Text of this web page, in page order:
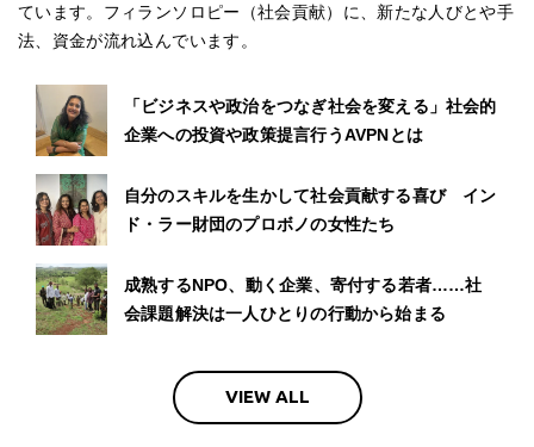
ています。フィランソロピー（社会貢献）に、新たな人びとや手
法、資金が流れ込んでいます。
「ビジネスや政治をつなぎ社会を変える」社会的
企業への投資や政策提言行うAVPNとは
自分のスキルを生かして社会貢献する喜び イン
ド・ラー財団のプロボノの女性たち
成熟するNPO、動く企業、寄付する若者……社
会課題解決は一人ひとりの行動から始まる
VIEW ALL